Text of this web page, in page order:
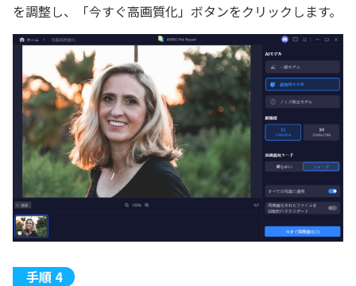
を調整し、「今すぐ高画質化」ボタンをクリックします。